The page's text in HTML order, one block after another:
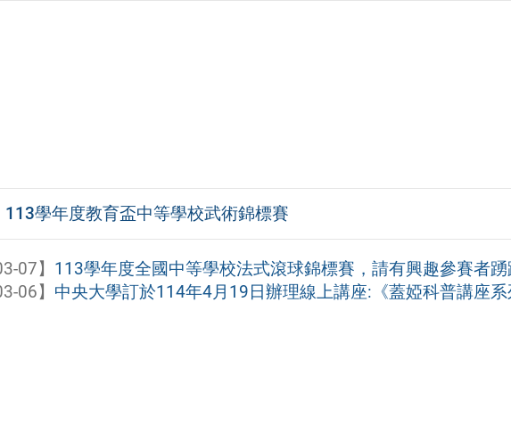
113學年度教育盃中等學校武術錦標賽
07】 113學年度全國中等學校法式滾球錦標賽，請有興趣參賽者踴
06】 中央大學訂於114年4月19日辦理線上講座:《蓋婭科普講座